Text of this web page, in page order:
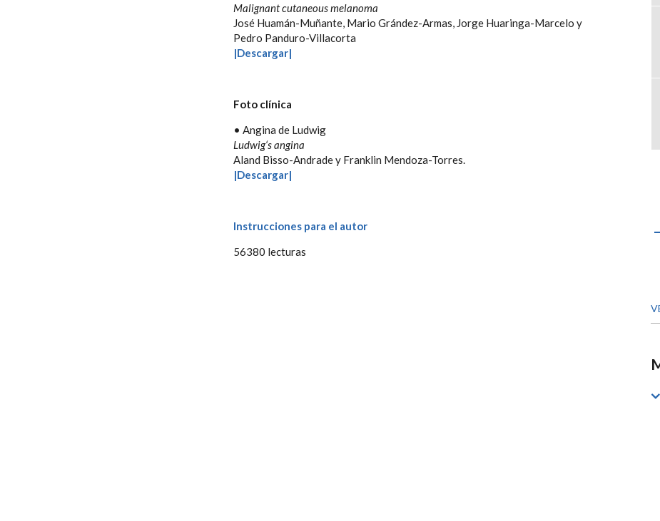
Malignant cutaneous melanoma
José Huamán-Muñante, Mario Grández-Armas, Jorge Huaringa-Marcelo y
Pedro Panduro-Villacorta
|Descargar|
Foto clínica
• Angina de Ludwig
Ludwig‘s angina
Aland Bisso-Andrade y Franklin Mendoza-Torres.
|Descargar|
Instrucciones para el autor
56380 lecturas